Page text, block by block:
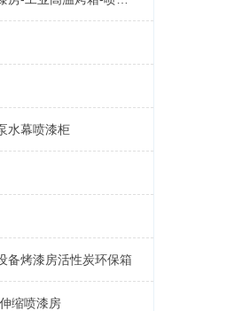
水幕喷漆柜
备烤漆房活性炭环保箱
缩喷漆房